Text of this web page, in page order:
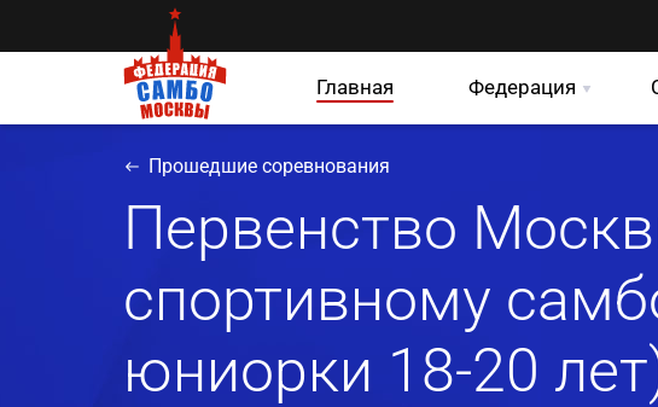
Главная Федерация
Прошедшие соревнования
Первенство
спортивному
юниорки 18-20